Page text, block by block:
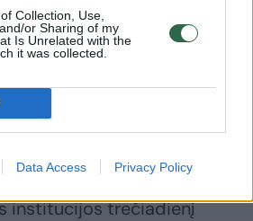
Collection, Use,
or Sharing of my
Is Unrelated with the
it was collected.
Data Access Privacy Policy
gyvybes. Labai
suprastų, jog jų
arba nesugebėjimas
priemonių lemia
aukas ir sugriovimus“, –
institucijos trečiadienį